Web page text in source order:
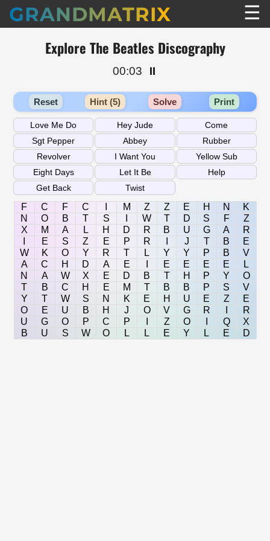
GRANDMATRIX ☰
Explore The Beatles Discography
00:03 ⏸️
Reset Hint (5) Solve Print
F C F C M Z Z E H N
K
N
O B T S W T D S F
Z
X
M A L H D R B U G A
R
E S Z E P R J T B
E
W
K O Y R T L Y Y P B
V
A
C H D A E E E E E
L
N
A W X E D B T H P Y
O
T
B C H E M T B B P S
V
Y
T W S N K E H U E Z
E
O
E U B H J O V G R
R
U
G O P C P Z O Q
X
B
U S W O L L E Y L E D